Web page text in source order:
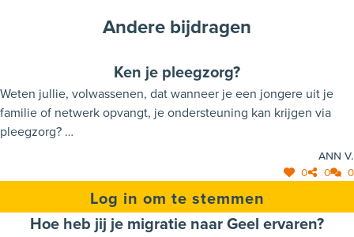
Andere bijdragen
Ken je pleegzorg?
Weten jullie, volwassenen, dat wanneer je een jongere uit je
familie of netwerk opvangt, je ondersteuning kan krijgen via
pleegzorg?
Weten jullie, jongeren, dat als je (tijdelijk) niet bij je ouders kan
wonen en door familie of iemand die je kent, onthaald wordt
thuis, je op pleegzorg beroep kan doen voor ondersteuning (bv
ook pedagogisch)?
Weten jullie dat pleegzorg steeds op zoek is naar gezinnen, uit
Ann V.
0 0 0
Log in om te stemmen
Hoe heb jij je migratie naar Geel ervaren?